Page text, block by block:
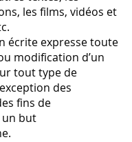
les films, vidéos et
écrite expresse toute
modification d’un
tout type de
des
fins de
un but